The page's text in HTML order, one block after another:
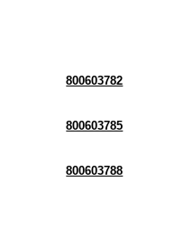
800603782
800603785
800603788